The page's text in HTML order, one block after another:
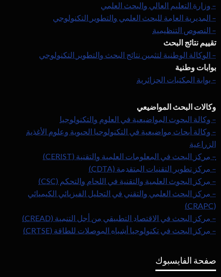
– وزارة التعليم العالي والبحث العلمي
– المديرية العامة للبحث العلمي والتطوير التكنولوجي
– النصوص التنظيمية
تقييم نتائج البحث
– الوكالة الوطنية لتثمين نتائج البحث والتطوير التكنولوجي
بوابات وطنية
– بوابة المكتبات الجزائرية
وكالات البحث المواضيعي
– وكالة البحوث المواضيعية في العلوم والتكنولوجيا
– وكالة أبحاث مواضيعية في التكنولوجيا الحيوية وعلوم الأغذية
الزراعية
– مركز البحث في المعلومات العلمية والتقنية (CERIST)
– مركز تطوير التقنيات المتقدمة (CDTA)
– مركز البحوث العلمية والتقنية في اللحام والتحكم (CSC)
– مركز البحث العلمي والتقني في التحليل الفيزيائي الكيميائي
(CRAPC)
– مركز البحث في الاقتصاد التطبيقي من أجل التنمية (CREAD)
– مركز البحث في تكنولوجيا أشباه الموصلات للطاقة (CRTSE)
صفحة الفايسبوك